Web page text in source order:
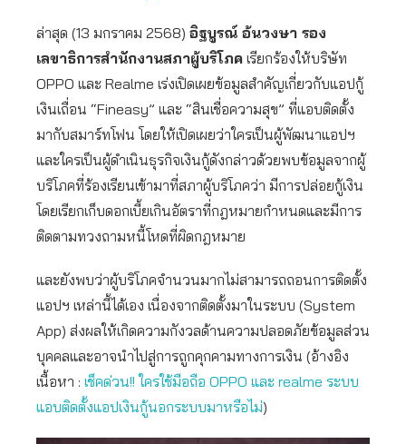
ล่าสุด (13 มกราคม 2568) อิฐบูรณ์ อ้นวงษา รอง
เลขาธิการสำนักงานสภาผู้บริโภค เรียกร้องให้บริษัท
OPPO และ Realme เร่งเปิดเผยข้อมูลสำคัญเกี่ยวกับแอปกู้
เงินเถื่อน “Fineasy” และ “สินเชื่อความสุข” ที่แอบติดตั้ง
มากับสมาร์ทโฟน โดยให้เปิดเผยว่าใครเป็นผู้พัฒนาแอปฯ
และใครเป็นผู้ดำเนินธุรกิจเงินกู้ดังกล่าวด้วยพบข้อมูลจากผู้
บริโภคที่ร้องเรียนเข้ามาที่สภาผู้บริโภคว่า มีการปล่อยกู้เงิน
โดยเรียกเก็บดอกเบี้ยเกินอัตราที่กฎหมายกำหนดและมีการ
ติดตามทวงถามหนี้โหดที่ผิดกฎหมาย
และยังพบว่าผู้บริโภคจำนวนมากไม่สามารถถอนการติดตั้ง
แอปฯ เหล่านี้ได้เอง เนื่องจากติดตั้งมาในระบบ (System
App) ส่งผลให้เกิดความกังวลด้านความปลอดภัยข้อมูลส่วน
บุคคลและอาจนำไปสู่การถูกคุกคามทางการเงิน (อ้างอิง
เนื้อหา : เช็คด่วน!! ใครใช้มือถือ OPPO และ realme ระบบ
แอบติดตั้งแอปเงินกู้นอกระบบมาหรือไม่)